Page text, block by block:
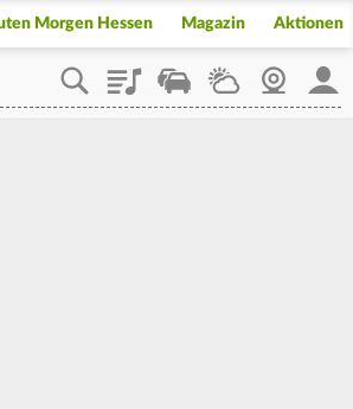
Morgen Hessen Magazin Aktionen
PlaylistStaupilotWetterWebcam